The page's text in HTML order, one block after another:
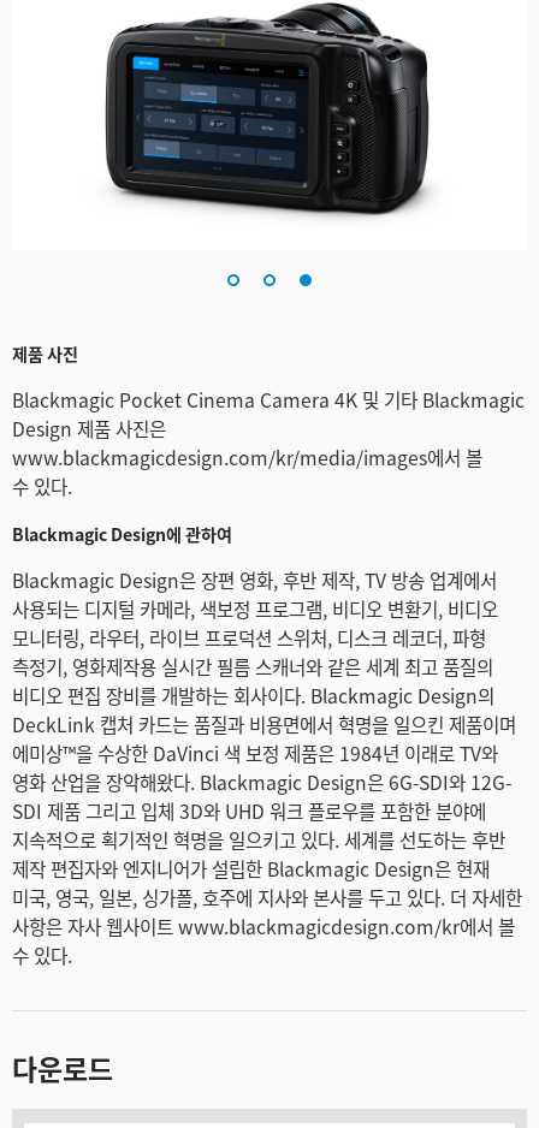
제품 사진
Blackmagic Pocket Cinema Camera 4K 및 기타 Blackmagic
Design 제품 사진은
www.blackmagicdesign.com/kr/media/images에서 볼
수 있다.
Blackmagic Design에 관하여
Blackmagic Design은 장편 영화, 후반 제작, TV 방송 업계에서
사용되는 디지털 카메라, 색보정 프로그램, 비디오 변환기, 비디오
모니터링, 라우터, 라이브 프로덕션 스위처, 디스크 레코더, 파형
측정기, 영화제작용 실시간 필름 스캐너와 같은 세계 최고 품질의
비디오 편집 장비를 개발하는 회사이다. Blackmagic Design의
DeckLink 캡처 카드는 품질과 비용면에서 혁명을 일으킨 제품이며
에미상™을 수상한 DaVinci 색 보정 제품은 1984년 이래로 TV와
영화 산업을 장악해왔다. Blackmagic Design은 6G-SDI와 12G-
SDI 제품 그리고 입체 3D와 UHD 워크 플로우를 포함한 분야에
지속적으로 획기적인 혁명을 일으키고 있다. 세계를 선도하는 후반
제작 편집자와 엔지니어가 설립한 Blackmagic Design은 현재
미국, 영국, 일본, 싱가폴, 호주에 지사와 본사를 두고 있다. 더 자세한
사항은 자사 웹사이트 www.blackmagicdesign.com/kr에서 볼
수 있다.
다운로드